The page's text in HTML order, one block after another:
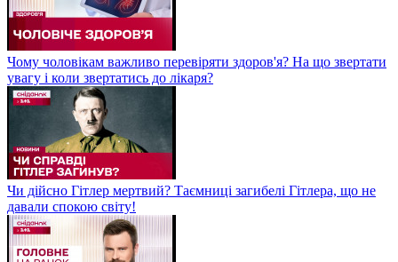
Чому чоловікам важливо перевіряти здоров'я? На що звертати
увагу і коли звертатись до лікаря?
Чи дійсно Гітлер мертвий? Таємниці загибелі Гітлера, що не
давали спокою світу!